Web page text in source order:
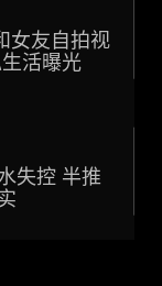
女友自拍视
活曝光
失控 半推